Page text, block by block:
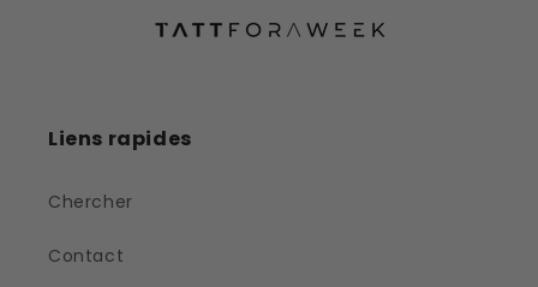
Liens rapides
Chercher
Contact